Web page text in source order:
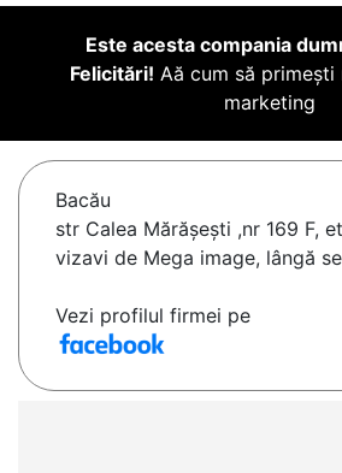
Este acesta compania
Felicitări! Aă cum să primești
marketing
Bacău
str Calea Mărășești ,nr 169 F,
vizavi de Mega image, lângă
Vezi profilul firmei pe